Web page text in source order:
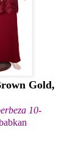
Gold,
10-